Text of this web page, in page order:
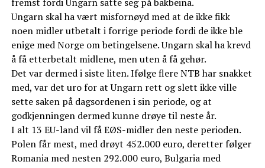
fremst fordi Ungarn satte seg på bakbeina.
Ungarn skal ha vært misfornøyd med at de ikke fikk
noen midler utbetalt i forrige periode fordi de ikke ble
enige med Norge om betingelsene. Ungarn skal ha krevd
å få etterbetalt midlene, men uten å få gehør.
Det var dermed i siste liten. Ifølge flere NTB har snakket
med, var det uro for at Ungarn rett og slett ikke ville
sette saken på dagsordenen i sin periode, og at
godkjenningen dermed kunne drøye til neste år.
I alt 13 EU-land vil få EØS-midler den neste perioden.
Polen får mest, med drøyt 452.000 euro, deretter følger
Romania med nesten 292.000 euro, Bulgaria med